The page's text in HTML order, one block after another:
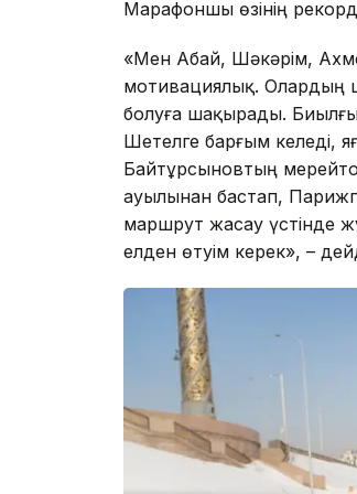
Марафоншы өзінің
«Мен Абай, Шәкәрім,
мотивациялық. Олардың
болуға шақырады.
Шетелге барғым келеді,
Байтұрсыновтың
ауылынан бастап,
маршрут жасау үстінде
елден өтуім керек», –